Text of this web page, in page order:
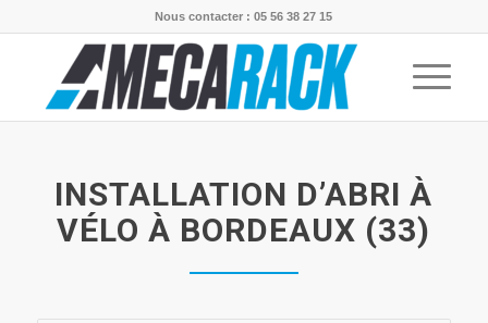
Nous contacter : 05 56 38 27 15
INSTALLATION D’ABRI À
VÉLO À BORDEAUX (33)